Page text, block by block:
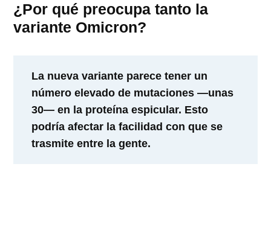
¿Por qué preocupa tanto la
variante Omicron?
La nueva variante parece tener un
número elevado de mutaciones —unas
30— en la proteína espicular. Esto
podría afectar la facilidad con que se
trasmite entre la gente.